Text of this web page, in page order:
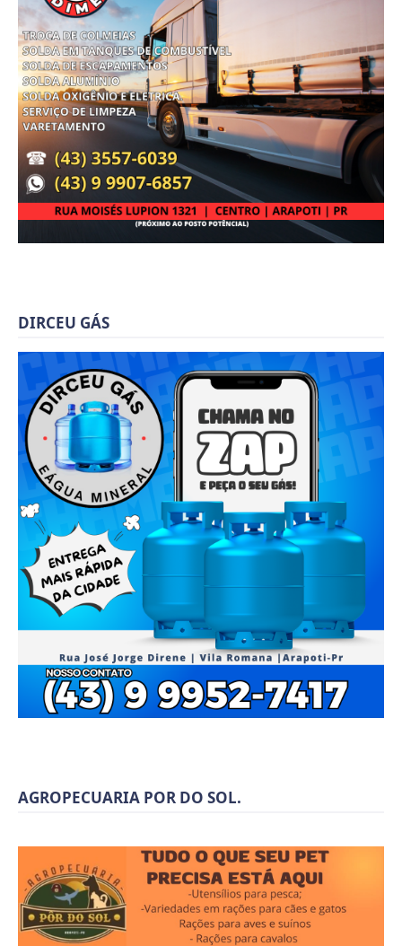
DIRCEU GÁS
AGROPECUARIA POR DO SOL.